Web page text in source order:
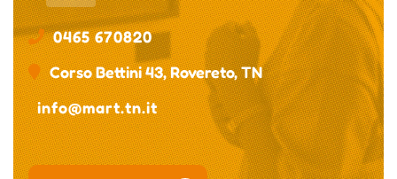
0465 670820
Corso Bettini 43, Rovereto, TN
info@mart.tn.it